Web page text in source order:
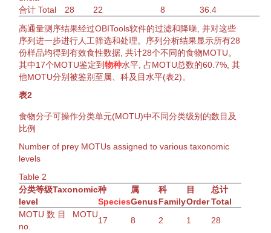
合计 Total 28 22 8
36.4
高通量测序结果经过OBITools软件的过滤和降噪, 并对这些
序列进一步进行人工筛选和处理。序列分析结果显示所有28
份样品均得到有效食性数据, 共计28个不同的食物MOTU。
其中17个MOTU鉴定到物种水平, 占MOTU总数的60.7%, 其
他MOTU分别被鉴别至属、科及目水平(表2)。
表2
食物分子可操作分类单元(MOTU)中不同分类级别的数目及
比例
Number of prey MOTUs assigned to various taxonomic
levels
Table 2
分类等级Taxonomic
level
种
Species
属
Genus
科
Family
目
Order
总计
Total
MOTU数目 MOTU
no.
17 8 2 1
28